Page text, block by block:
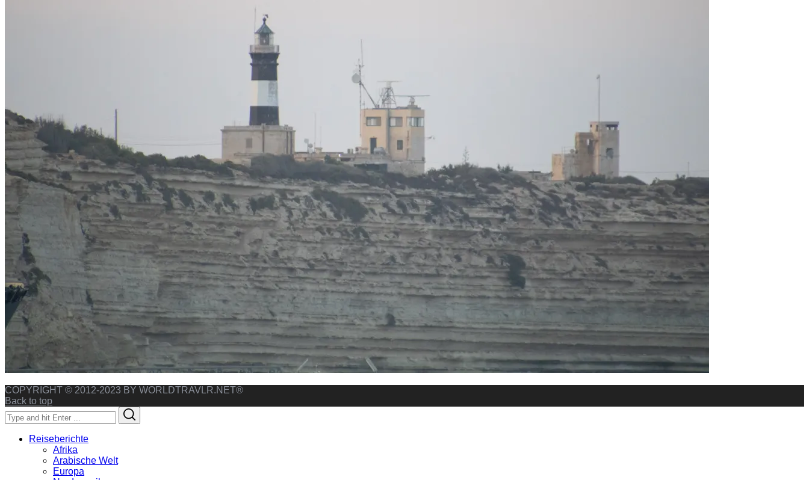
COPYRIGHT © 2012-2023 BY WORLDTRAVLR.NET®
Back to top
Search
for:
Reiseberichte
Afrika
Arabische Welt
Europa